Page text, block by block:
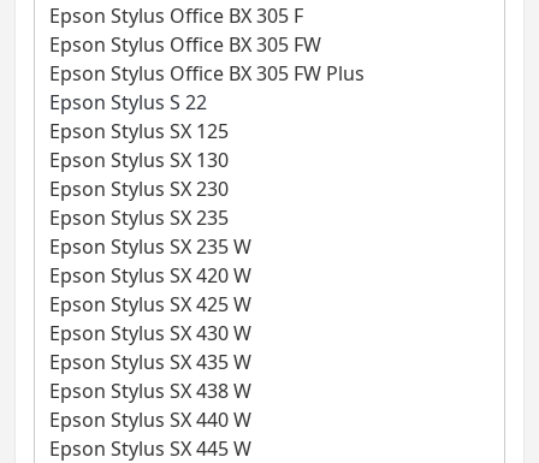
Epson Stylus Office BX 305 F
Epson Stylus Office BX 305 FW
Epson Stylus Office BX 305 FW Plus
Epson Stylus S 22
Epson Stylus SX 125
Epson Stylus SX 130
Epson Stylus SX 230
Epson Stylus SX 235
Epson Stylus SX 235 W
Epson Stylus SX 420 W
Epson Stylus SX 425 W
Epson Stylus SX 430 W
Epson Stylus SX 435 W
Epson Stylus SX 438 W
Epson Stylus SX 440 W
Epson Stylus SX 445 W